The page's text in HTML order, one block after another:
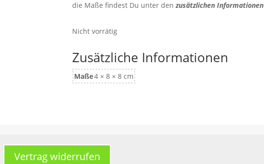
die Maße findest Du unter denzusätzlichen Informationen
Nicht vorrätig
Zusätzliche Informationen
Maße4 × 8 × 8 cm
Vertrag widerrufen